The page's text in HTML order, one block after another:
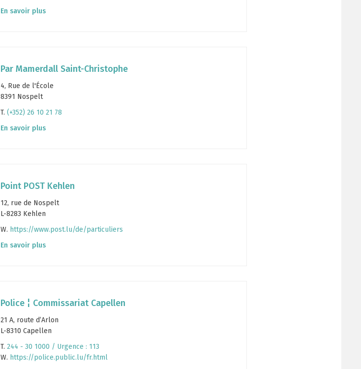
En savoir plus
Par Mamerdall Saint-Christophe
4, Rue de l'École
8391 Nospelt
T. (+352) 26 10 21 78
En savoir plus
Point POST Kehlen
12, rue de Nospelt
L-8283 Kehlen
W. https://www.post.lu/de/particuliers
En savoir plus
Police ¦ Commissariat Capellen
21 A, route d’Arlon
L-8310 Capellen
T. 244 - 30 1000 / Urgence : 113
W. https://police.public.lu/fr.html